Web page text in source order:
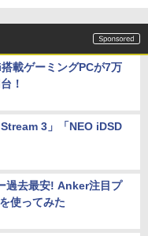
載ゲーミングPCが7万
！
3」「NEO iDSD
過去最安! Anker注目プ
使ってみた